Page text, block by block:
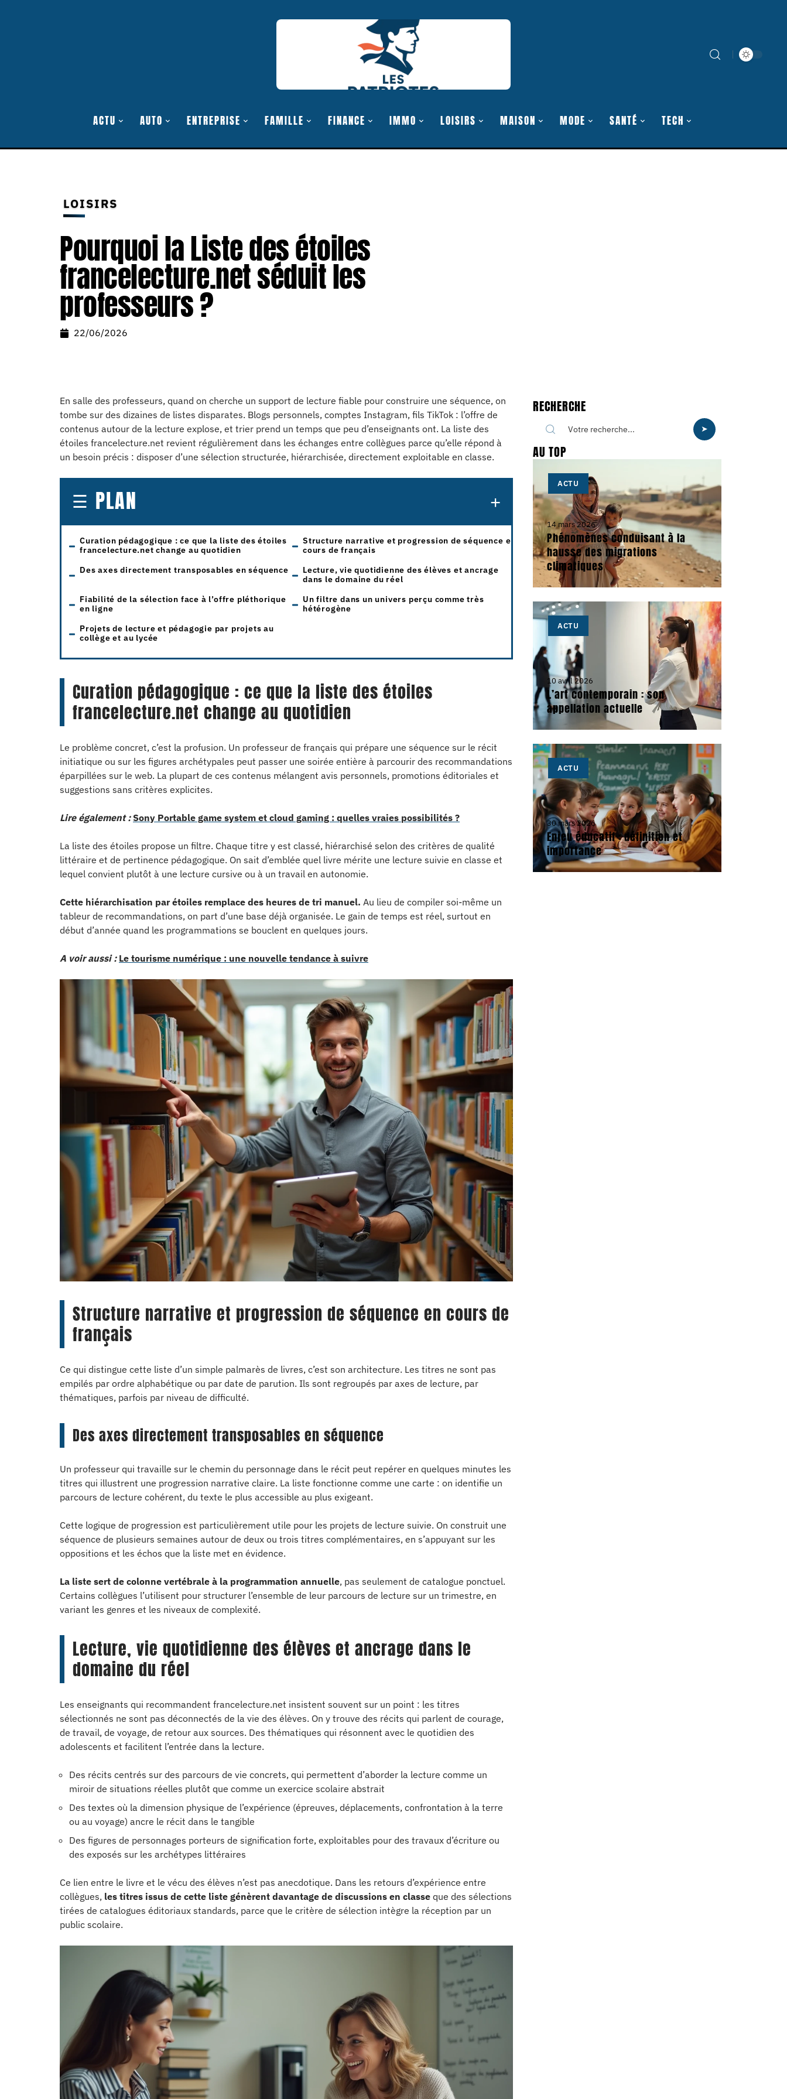
ACTU AUTO ENTREPRISE FAMILLE FINANCE IMMO LOISIRS MAISON MODE SANTÉ TECH
LOISIRS
Pourquoi la Liste des étoiles
francelecture.net séduit les
professeurs ?
22/06/2026
En salle des professeurs, quand on cherche un support de lecture fiable pour construire une séquence, on
tombe sur des dizaines de listes disparates. Blogs personnels, comptes Instagram, fils TikTok : l’offre de
contenus autour de la lecture explose, et trier prend un temps que peu d’enseignants ont. La liste des
étoiles francelecture.net revient régulièrement dans les échanges entre collègues parce qu’elle répond à
un besoin précis : disposer d’une sélection structurée, hiérarchisée, directement exploitable en classe.
PLAN
Curation pédagogique : ce que la liste des étoiles
francelecture.net change au quotidien
Structure narrative et progression de séquence en
cours de français
Des axes directement transposables en séquence
Lecture, vie quotidienne des élèves et ancrage
dans le domaine du réel
Fiabilité de la sélection face à l’offre pléthorique
en ligne
Un filtre dans un univers perçu comme très
hétérogène
Projets de lecture et pédagogie par projets au
collège et au lycée
Curation pédagogique : ce que la liste des étoiles
francelecture.net change au quotidien
Le problème concret, c’est la profusion. Un professeur de français qui prépare une séquence sur le récit
initiatique ou sur les figures archétypales peut passer une soirée entière à parcourir des recommandations
éparpillées sur le web. La plupart de ces contenus mélangent avis personnels, promotions éditoriales et
suggestions sans critères explicites.
Lire également : Sony Portable game system et cloud gaming : quelles vraies possibilités ?
La liste des étoiles propose un filtre. Chaque titre y est classé, hiérarchisé selon des critères de qualité
littéraire et de pertinence pédagogique. On sait d’emblée quel livre mérite une lecture suivie en classe et
lequel convient plutôt à une lecture cursive ou à un travail en autonomie.
Cette hiérarchisation par étoiles remplace des heures de tri manuel. Au lieu de compiler soi-même un
tableur de recommandations, on part d’une base déjà organisée. Le gain de temps est réel, surtout en
début d’année quand les programmations se bouclent en quelques jours.
A voir aussi : Le tourisme numérique : une nouvelle tendance à suivre
Structure narrative et progression de séquence en cours de
français
Ce qui distingue cette liste d’un simple palmarès de livres, c’est son architecture. Les titres ne sont pas
empilés par ordre alphabétique ou par date de parution. Ils sont regroupés par axes de lecture, par
thématiques, parfois par niveau de difficulté.
Des axes directement transposables en séquence
Un professeur qui travaille sur le chemin du personnage dans le récit peut repérer en quelques minutes les
titres qui illustrent une progression narrative claire. La liste fonctionne comme une carte : on identifie un
parcours de lecture cohérent, du texte le plus accessible au plus exigeant.
Cette logique de progression est particulièrement utile pour les projets de lecture suivie. On construit une
séquence de plusieurs semaines autour de deux ou trois titres complémentaires, en s’appuyant sur les
oppositions et les échos que la liste met en évidence.
La liste sert de colonne vertébrale à la programmation annuelle, pas seulement de catalogue ponctuel.
Certains collègues l’utilisent pour structurer l’ensemble de leur parcours de lecture sur un trimestre, en
variant les genres et les niveaux de complexité.
Lecture, vie quotidienne des élèves et ancrage dans le
domaine du réel
Les enseignants qui recommandent francelecture.net insistent souvent sur un point : les titres
sélectionnés ne sont pas déconnectés de la vie des élèves. On y trouve des récits qui parlent de courage,
de travail, de voyage, de retour aux sources. Des thématiques qui résonnent avec le quotidien des
adolescents et facilitent l’entrée dans la lecture.
Des récits centrés sur des parcours de vie concrets, qui permettent d’aborder la lecture comme un
miroir de situations réelles plutôt que comme un exercice scolaire abstrait
Des textes où la dimension physique de l’expérience (épreuves, déplacements, confrontation à la terre
ou au voyage) ancre le récit dans le tangible
Des figures de personnages porteurs de signification forte, exploitables pour des travaux d’écriture ou
des exposés sur les archétypes littéraires
Ce lien entre le livre et le vécu des élèves n’est pas anecdotique. Dans les retours d’expérience entre
collègues, les titres issus de cette liste génèrent davantage de discussions en classe que des sélections
tirées de catalogues éditoriaux standards, parce que le critère de sélection intègre la réception par un
public scolaire.
RECHERCHE
AU TOP
ACTU
14 mars 2026
Phénomènes conduisant à la
hausse des migrations
climatiques
ACTU
10 avril 2026
L’art contemporain : son
appellation actuelle
ACTU
30 mars 2026
Enjeu éducatif : définition et
importance